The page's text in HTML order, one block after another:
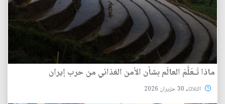
ماذا تَـعَلَّمَ العالَم بشأن الأمن الغذائي من حرب إيران
الثلاثاء 30 حزيران 2026